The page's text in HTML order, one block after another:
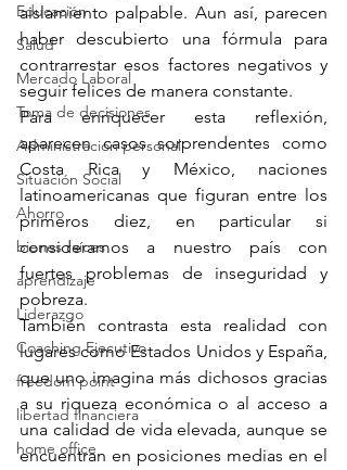
Educación
Salud
Mercado Laboral
Toma de decisiones
Administración personal
Situación Social
Ahorro
bienes raíces
aprendizaje
Liderazgo
Coaching Ejecutivo
freedom point
libertad financiera
home office
aislamiento palpable. Aun así, parecen
haber descubierto una fórmula para
contrarrestar esos factores negativos y
seguir felices de manera constante.
Para enriquecer esta reflexión,
aparecen casos sorprendentes como
Costa Rica y México, naciones
latinoamericanas que figuran entre los
primeros diez, en particular si
consideramos a nuestro país con
fuertes problemas de inseguridad y
pobreza.
También contrasta esta realidad con
lugares como Estados Unidos y España,
que uno imagina más dichosos gracias
a su riqueza económica o al acceso a
una calidad de vida elevada, aunque se
encuentran en posiciones medias en el